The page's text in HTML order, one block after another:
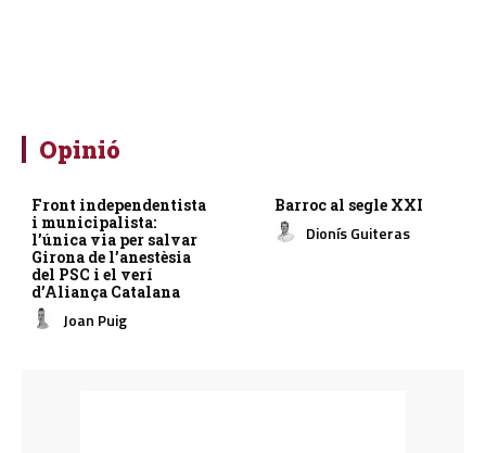
Opinió
Front independentista
i municipalista:
l’única via per salvar
Girona de l’anestèsia
del PSC i el verí
d’Aliança Catalana
Joan Puig
Barroc al segle XXI
Dionís Guiteras